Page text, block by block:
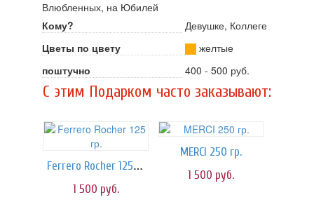
Влюбленных, на Юбилей
Кому?
Девушке, Коллеге
Цветы по цвету
желтые
поштучно
400 - 500 руб.
C этим Подарком часто заказывают:
Ferrero Rocher 125 гр.
1 500 руб.
MERCI 250 гр.
1 500 руб.